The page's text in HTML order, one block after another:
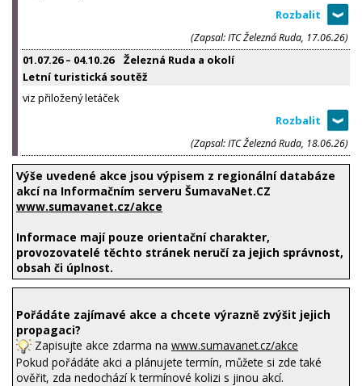
(Zapsal: ITC Železná Ruda, 17.06.26)
01.07.26– 04.10.26
Železná Ruda a okolí
Letní turistická soutěž
viz přiložený letáček
(Zapsal: ITC Železná Ruda, 18.06.26)
Výše uvedené akce jsou výpisem z regionální databáze
akcí na Informačním serveru ŠumavaNet.CZ
www.sumavanet.cz/akce
Informace mají pouze orientační charakter,
provozovatelé těchto stránek neručí za jejich správnost,
obsah či úplnost.
Pořádáte zajímavé akce a chcete výrazně zvýšit jejich
propagaci?
Zapisujte akce zdarma na www.sumavanet.cz/akce
Pokud pořádáte akci a plánujete termín, můžete si zde také
ověřit, zda nedochází k termínové kolizi s jinou akcí.